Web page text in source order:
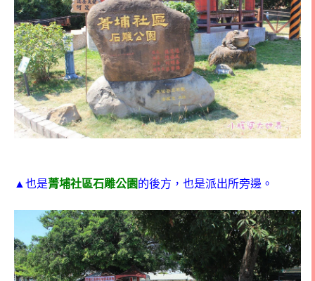
▲也是菁埔社區石雕公園的後方，也是派出所旁邊。